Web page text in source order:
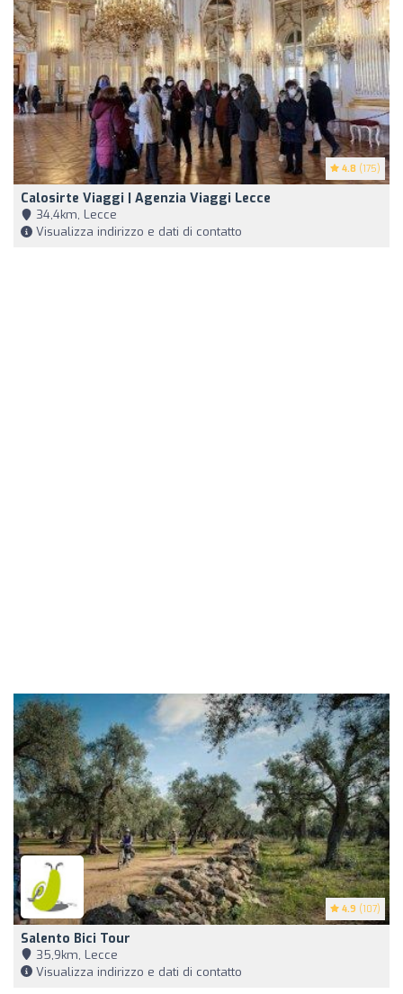
4.8 (175)
Calosirte Viaggi | Agenzia Viaggi Lecce
34,4km, Lecce
Visualizza indirizzo e dati di contatto
4.9 (107)
Salento Bici Tour
35,9km, Lecce
Visualizza indirizzo e dati di contatto